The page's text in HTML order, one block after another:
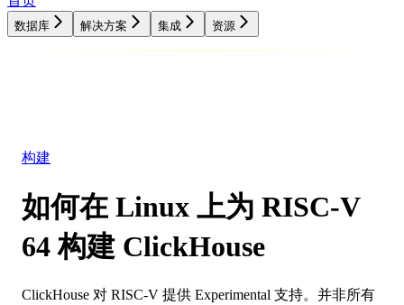
数据库 解决方案 集成 资源
构建
如何在 Linux 上为 RISC-V
64 构建 ClickHouse
ClickHouse 对 RISC-V 提供 Experimental 支持。并非所有